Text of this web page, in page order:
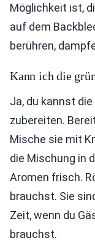
Möglichkeit ist,
auf dem
berühren,
Kann ich die
Ja, du kannst
zubereiten.
Mische sie mit
die Mischung in
Aromen frisch.
brauchst. Sie
Zeit, wenn du
brauchst.